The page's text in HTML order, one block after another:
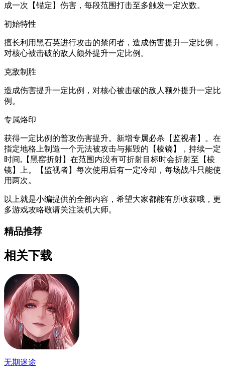
成一次【锚定】伤害，每段范围打击至多触发一定次数。
初始特性
擅长利用黑石英进行攻击的禁闭者，造成伤害提升一定比例，
对核心被击破的敌人额外提升一定比例。
克敌制胜
造成伤害提升一定比例，对核心被击破的敌人额外提升一定比
例。
专属烙印
获得一定比例的普攻伤害提升。新增专属必杀【监视者】。在
指定地格上制造一个无法被攻击与摧毁的【棱镜】，持续一定
时间,【黑窑折射】在范围内没有可折射目标时会折射至【棱
镜】上。【监视者】每次使用后有一定冷却，每场战斗只能使
用两次。
以上就是小编提供的全部内容，希望大家都能有所收获哦，更
多游戏攻略敬请关注装机大师。
精品推荐
相关下载
无期迷途